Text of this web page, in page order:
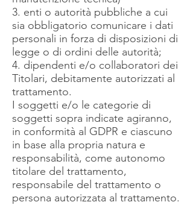
3. enti o autorità pubbliche a cui
sia obbligatorio comunicare i dati
personali in forza di disposizioni di
legge o di ordini delle autorità;
4. dipendenti e/o collaboratori dei
Titolari, debitamente autorizzati al
trattamento.
I soggetti e/o le categorie di
soggetti sopra indicate agiranno,
in conformità al GDPR e ciascuno
in base alla propria natura e
responsabilità, come autonomo
titolare del trattamento,
responsabile del trattamento o
persona autorizzata al trattamento.